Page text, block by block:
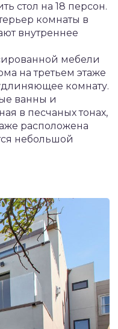
стол на 18 персон.
комнаты в
внутреннее
мебели
на третьем этаже
комнату.
ванны и
в песчаных тонах,
расположена
небольшой